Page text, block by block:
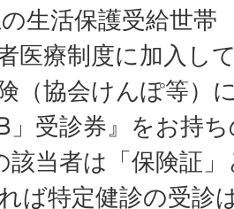
生活保護受給世帯
医療制度に加入し
（協会けんぽ等）
」受診券』をお持
該当者は「保険証
ば特定健診の受診